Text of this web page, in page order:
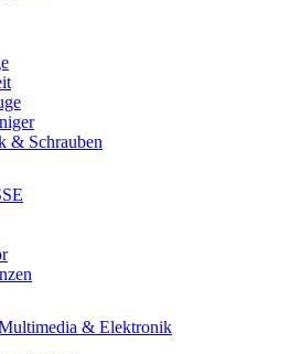
& Schrauben
& Elektronik